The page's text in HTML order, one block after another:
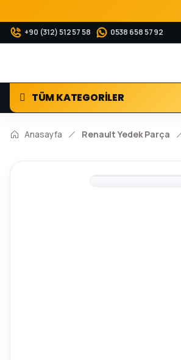
+90 (312) 512 57 58 0538 658 57 92
TÜM KATEGORİLER
Anasayfa Renault Yedek Parça